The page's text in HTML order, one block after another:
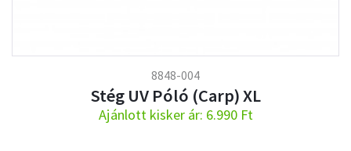
8848-004
Stég UV Póló (Carp) XL
Ajánlott kisker ár: 6.990 Ft